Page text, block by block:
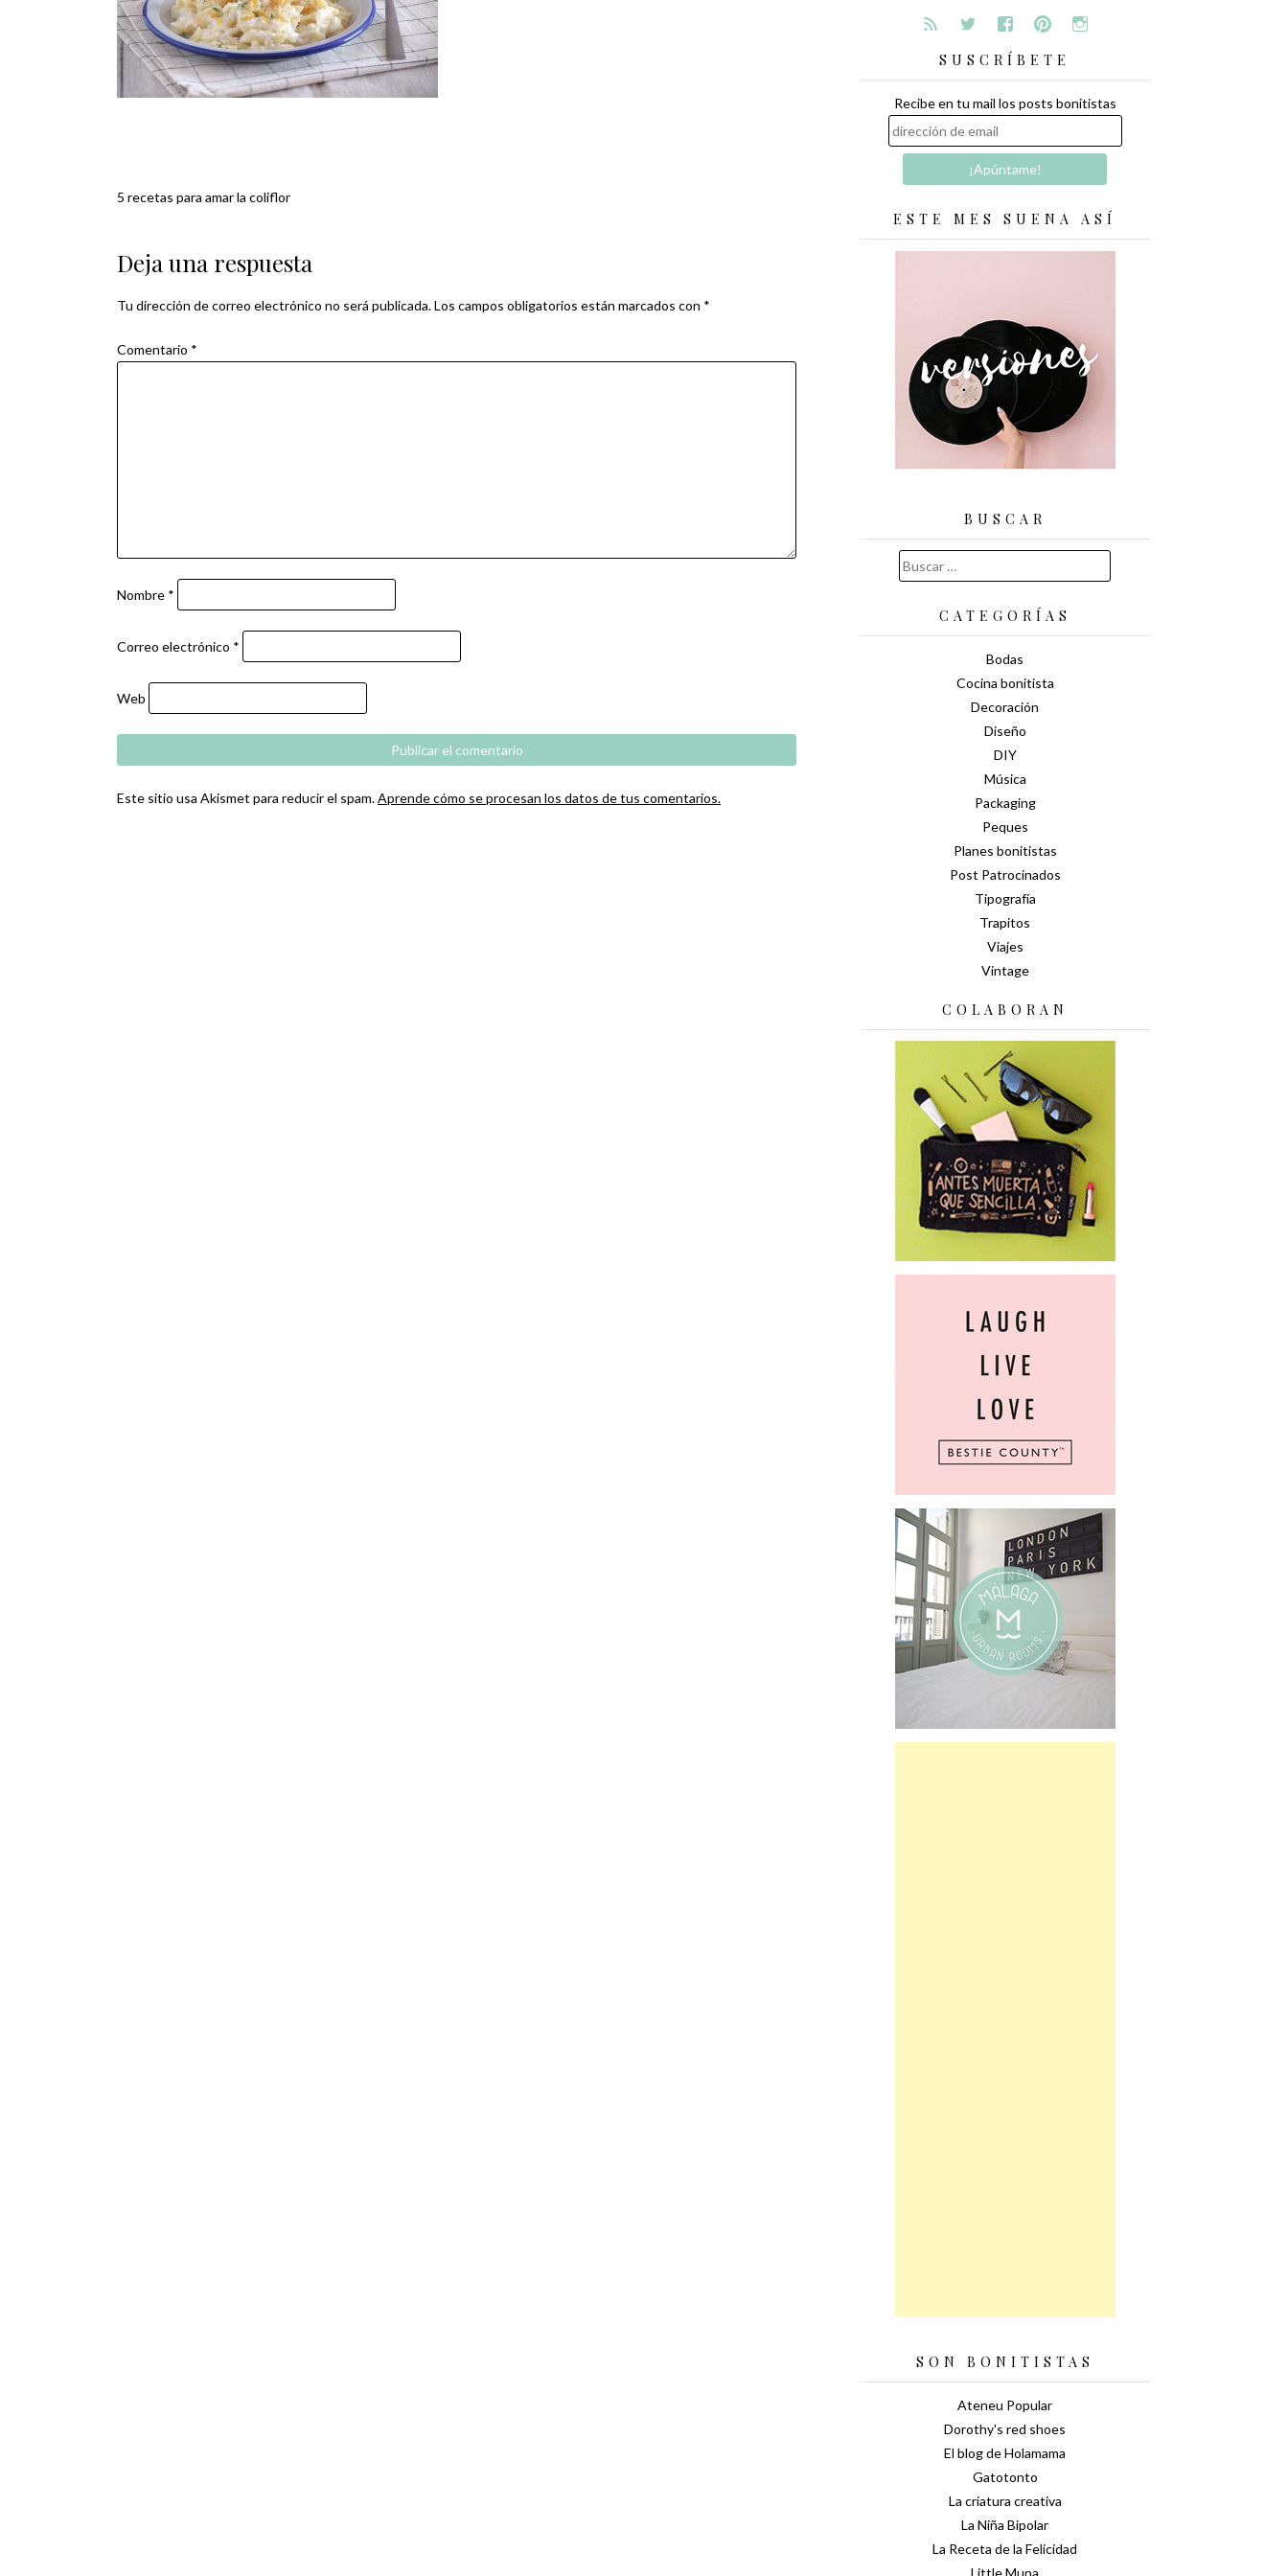
Navegación
de
entradas
5 recetas para amar la coliflor
Deja una respuesta
Tu dirección de correo electrónico no será publicada.Los campos obligatorios están marcados con *
Comentario *
Nombre *
Correo electrónico *
Web
Este sitio usa Akismet para reducir el spam.Aprende cómo se procesan los datos de tus comentarios.
SUSCRÍBETE
Recibe en tu mail los posts bonitistas
ESTE MES SUENA ASÍ
BUSCAR
Buscar:
CATEGORÍAS
Bodas
Cocina bonitista
Decoración
Diseño
DIY
Música
Packaging
Peques
Planes bonitistas
Post Patrocinados
Tipografía
Trapitos
Viajes
Vintage
COLABORAN
SON BONITISTAS
Ateneu Popular
Dorothy's red shoes
El blog de Holamama
Gatotonto
La criatura creativa
La Niña Bipolar
La Receta de la Felicidad